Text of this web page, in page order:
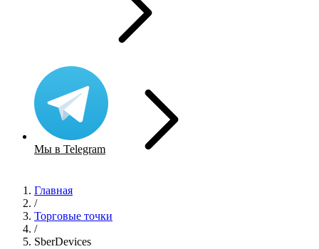
Мы в Telegram
Главная
/
Торговые точки
/
SberDevices